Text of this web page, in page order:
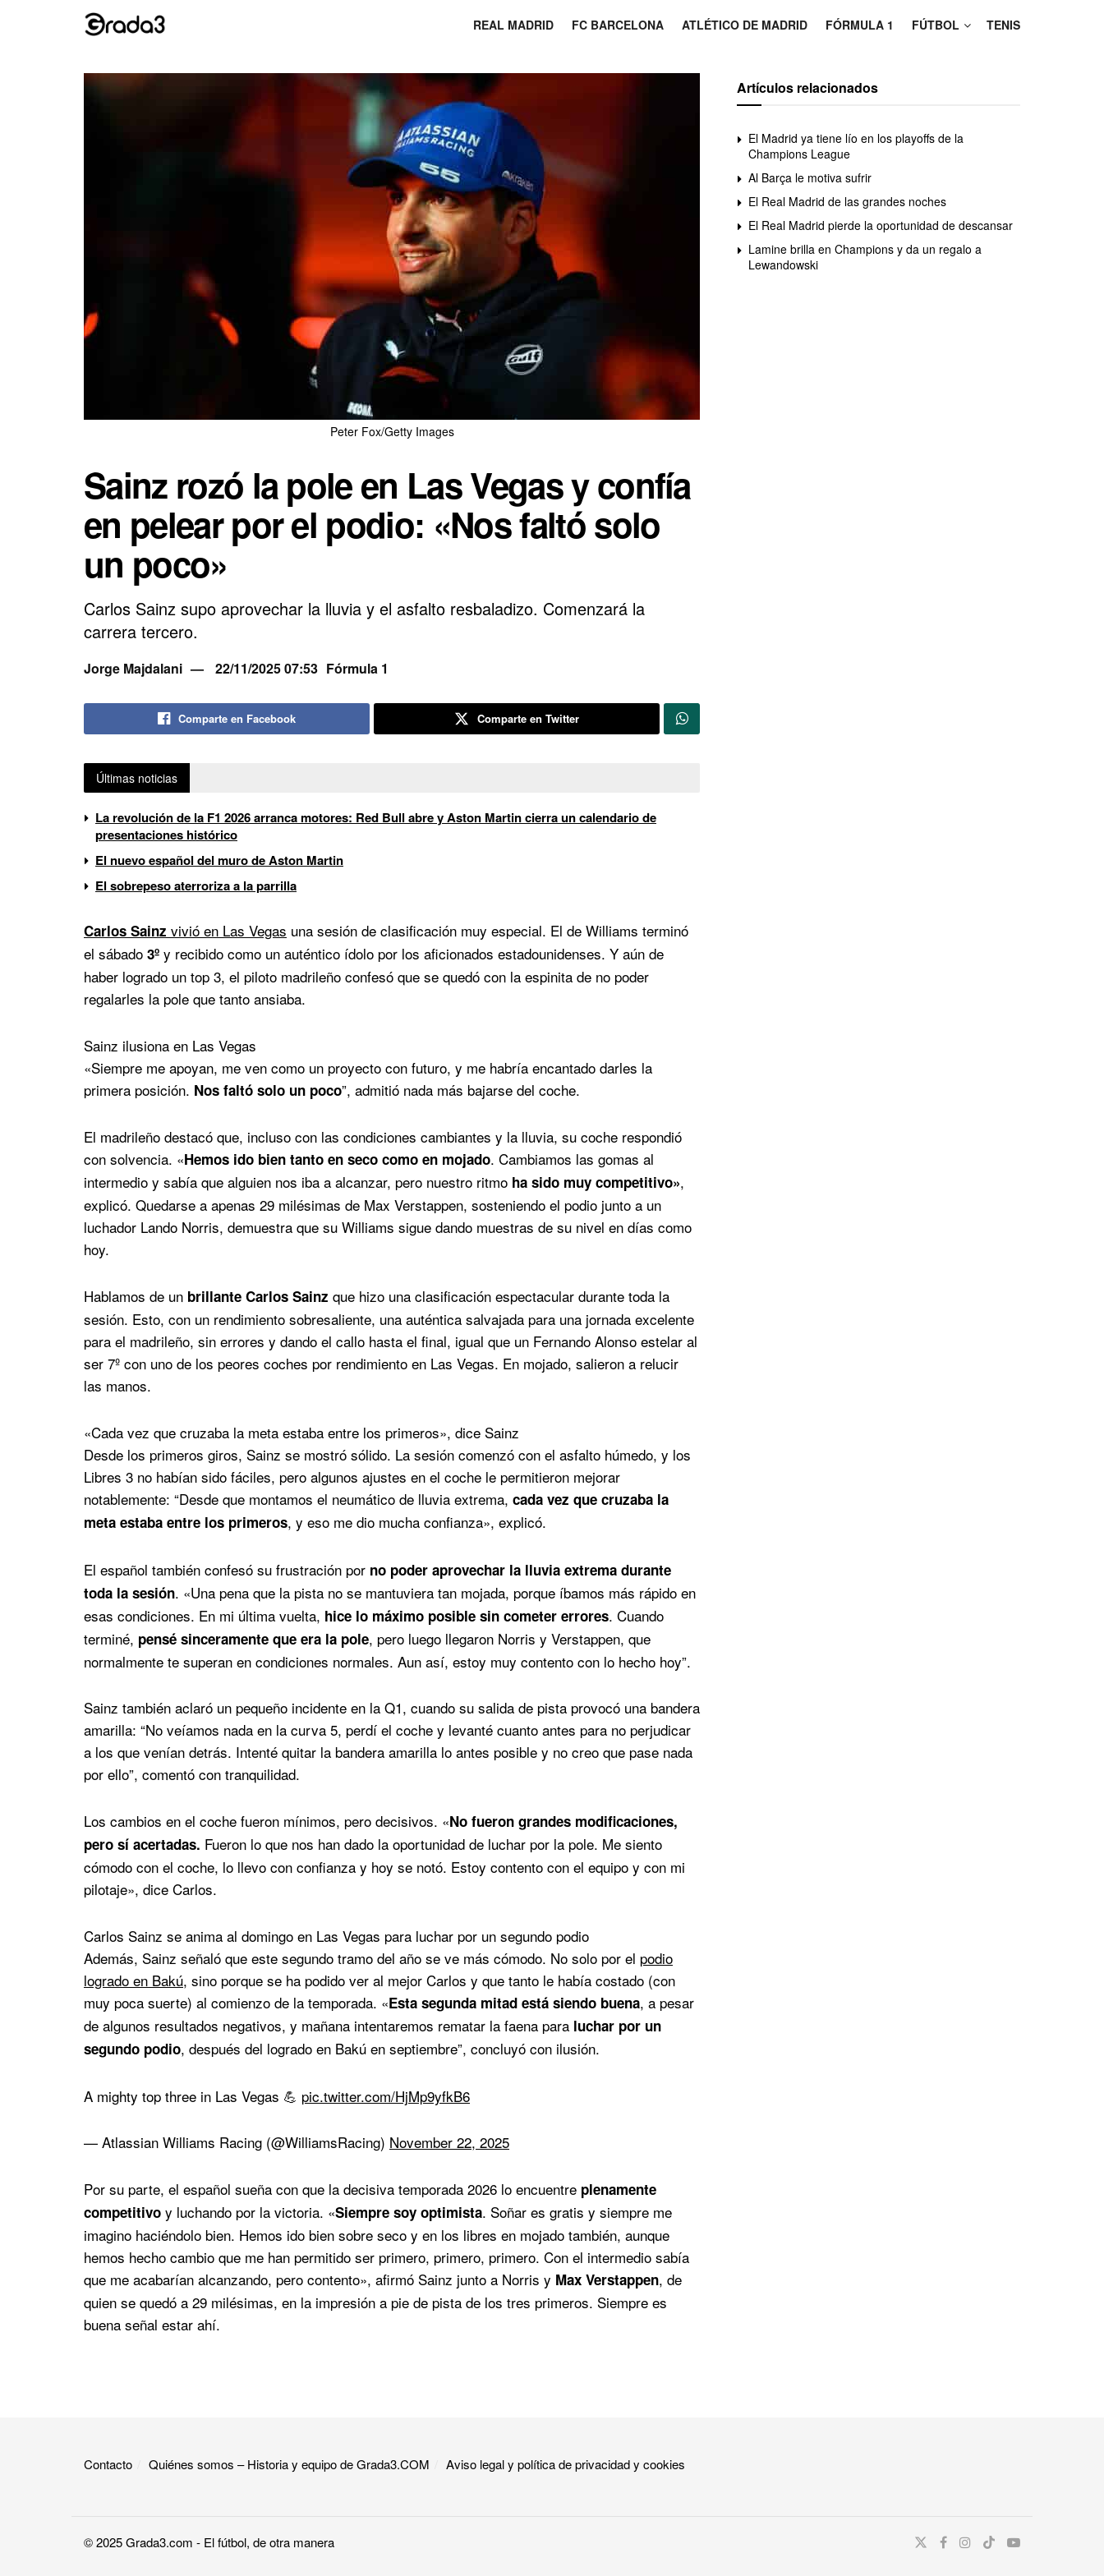
REAL MADRID FC BARCELONA ATLÉTICO DE MADRID FÓRMULA 1 FÚTBOL TENIS
Peter Fox/Getty Images
Sainz rozó la pole en Las Vegas y confía
en pelear por el podio: «Nos faltó solo
un poco»
Carlos Sainz supo aprovechar la lluvia y el asfalto resbaladizo. Comenzará la
carrera tercero.
Jorge Majdalani 22/11/2025 07:53 Fórmula 1
Comparte en Facebook Comparte en Twitter
Últimas noticias
La revolución de la F1 2026 arranca motores: Red Bull abre y Aston Martin cierra un calendario de
presentaciones histórico
El nuevo español del muro de Aston Martin
El sobrepeso aterroriza a la parrilla
Carlos Sainz vivió en Las Vegas una sesión de clasificación muy especial. El de Williams terminó
el sábado 3º y recibido como un auténtico ídolo por los aficionados estadounidenses. Y aún de
haber logrado un top 3, el piloto madrileño confesó que se quedó con la espinita de no poder
regalarles la pole que tanto ansiaba.
Sainz ilusiona en Las Vegas
«Siempre me apoyan, me ven como un proyecto con futuro, y me habría encantado darles la
primera posición. Nos faltó solo un poco”, admitió nada más bajarse del coche.
El madrileño destacó que, incluso con las condiciones cambiantes y la lluvia, su coche respondió
con solvencia. «Hemos ido bien tanto en seco como en mojado. Cambiamos las gomas al
intermedio y sabía que alguien nos iba a alcanzar, pero nuestro ritmo ha sido muy competitivo»,
explicó. Quedarse a apenas 29 milésimas de Max Verstappen, sosteniendo el podio junto a un
luchador Lando Norris, demuestra que su Williams sigue dando muestras de su nivel en días como
hoy.
Hablamos de un brillante Carlos Sainz que hizo una clasificación espectacular durante toda la
sesión. Esto, con un rendimiento sobresaliente, una auténtica salvajada para una jornada excelente
para el madrileño, sin errores y dando el callo hasta el final, igual que un Fernando Alonso estelar al
ser 7º con uno de los peores coches por rendimiento en Las Vegas. En mojado, salieron a relucir
las manos.
«Cada vez que cruzaba la meta estaba entre los primeros», dice Sainz
Desde los primeros giros, Sainz se mostró sólido. La sesión comenzó con el asfalto húmedo, y los
Libres 3 no habían sido fáciles, pero algunos ajustes en el coche le permitieron mejorar
notablemente: “Desde que montamos el neumático de lluvia extrema, cada vez que cruzaba la
meta estaba entre los primeros, y eso me dio mucha confianza», explicó.
El español también confesó su frustración por no poder aprovechar la lluvia extrema durante
toda la sesión. «Una pena que la pista no se mantuviera tan mojada, porque íbamos más rápido en
esas condiciones. En mi última vuelta, hice lo máximo posible sin cometer errores. Cuando
terminé, pensé sinceramente que era la pole, pero luego llegaron Norris y Verstappen, que
normalmente te superan en condiciones normales. Aun así, estoy muy contento con lo hecho hoy”.
Sainz también aclaró un pequeño incidente en la Q1, cuando su salida de pista provocó una bandera
amarilla: “No veíamos nada en la curva 5, perdí el coche y levanté cuanto antes para no perjudicar
a los que venían detrás. Intenté quitar la bandera amarilla lo antes posible y no creo que pase nada
por ello”, comentó con tranquilidad.
Los cambios en el coche fueron mínimos, pero decisivos. «No fueron grandes modificaciones,
pero sí acertadas. Fueron lo que nos han dado la oportunidad de luchar por la pole. Me siento
cómodo con el coche, lo llevo con confianza y hoy se notó. Estoy contento con el equipo y con mi
pilotaje», dice Carlos.
Carlos Sainz se anima al domingo en Las Vegas para luchar por un segundo podio
Además, Sainz señaló que este segundo tramo del año se ve más cómodo. No solo por el podio
logrado en Bakú, sino porque se ha podido ver al mejor Carlos y que tanto le había costado (con
muy poca suerte) al comienzo de la temporada. «Esta segunda mitad está siendo buena, a pesar
de algunos resultados negativos, y mañana intentaremos rematar la faena para luchar por un
segundo podio, después del logrado en Bakú en septiembre”, concluyó con ilusión.
A mighty top three in Las Vegas 💪 pic.twitter.com/HjMp9yfkB6
— Atlassian Williams Racing (@WilliamsRacing) November 22, 2025
Por su parte, el español sueña con que la decisiva temporada 2026 lo encuentre plenamente
competitivo y luchando por la victoria. «Siempre soy optimista. Soñar es gratis y siempre me
imagino haciéndolo bien. Hemos ido bien sobre seco y en los libres en mojado también, aunque
hemos hecho cambio que me han permitido ser primero, primero, primero. Con el intermedio sabía
que me acabarían alcanzando, pero contento», afirmó Sainz junto a Norris y Max Verstappen, de
quien se quedó a 29 milésimas, en la impresión a pie de pista de los tres primeros. Siempre es
buena señal estar ahí.
Artículos relacionados
El Madrid ya tiene lío en los playoffs de la
Champions League
Al Barça le motiva sufrir
El Real Madrid de las grandes noches
El Real Madrid pierde la oportunidad de descansar
Lamine brilla en Champions y da un regalo a
Lewandowski
Contacto Quiénes somos – Historia y equipo de Grada3.COM Aviso legal y política de privacidad y cookies​
© 2025Grada3.com - El fútbol, de otra manera